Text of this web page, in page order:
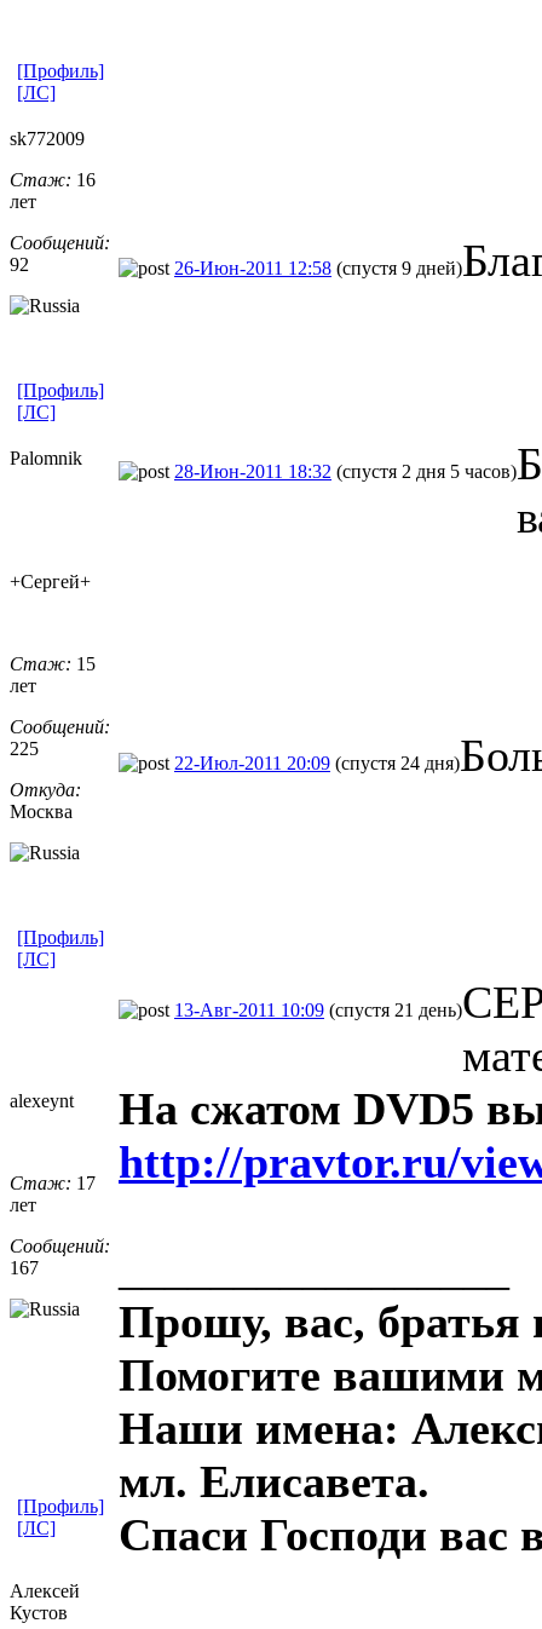
[Профиль]
[ЛС]
sk772009
Стаж: 16
лет
Сообщений:
92
26-Июн-2011 12:58 (спустя 9 дней)
[Профиль]
[ЛС]
Palomnik
28-Июн-2011 18:32 (спустя 2 дня 5 часов)
+Сергей+
Стаж: 15
лет
Сообщений:
225
Откуда:
Москва
22-Июл-2011 20:09 (спустя 24 дня)
[Профиль]
[ЛС]
alexeynt
Стаж: 17
лет
Сообщений:
167
13-Авг-2011 10:09 (спустя 21 день)
На сжатом DVD5
http://pravtor.ru/
Прошу, вас, братья
Помогите вашими
Наши имена:
мл. Елисавета.
Спаси Господи вас
[Профиль]
[ЛС]
Алексей
Кустов